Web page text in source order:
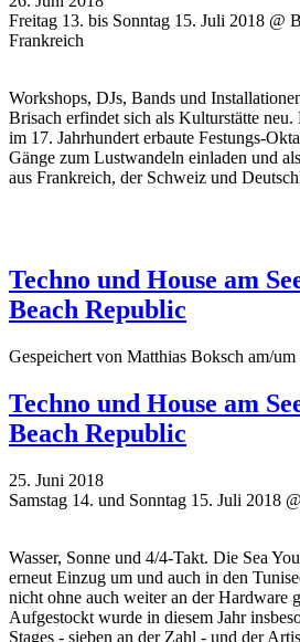
Freitag 13. bis Sonntag 15. Juli 2018 @
Frankreich
Workshops, DJs, Bands und
Brisach erfindet sich als Kulturstätte
im 17. Jahrhundert erbaute Festungs-
Gänge zum Lustwandeln einladen und
aus Frankreich, der Schweiz und
Techno und House am
Beach Republic
Gespeichert von Matthias Boksch am/
Techno und House am
Beach Republic
25. Juni 2018
Samstag 14. und Sonntag 15. Juli 2018
Wasser, Sonne und 4/4-Takt. Die Sea
erneut Einzug um und auch in den
nicht ohne auch weiter an der Hardware
Aufgestockt wurde in diesem Jahr
Stages - sieben an der Zahl - und der